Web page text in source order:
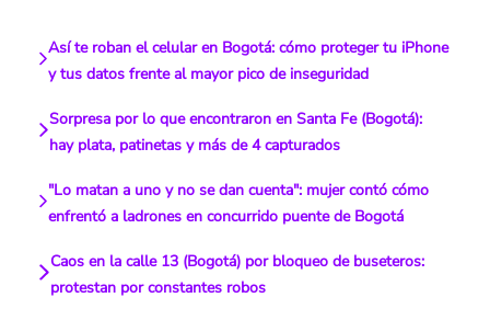
Así te roban el celular en Bogotá: cómo proteger tu iPhone
y tus datos frente al mayor pico de inseguridad
Sorpresa por lo que encontraron en Santa Fe (Bogotá):
hay plata, patinetas y más de 4 capturados
"Lo matan a uno y no se dan cuenta": mujer contó cómo
enfrentó a ladrones en concurrido puente de Bogotá
Caos en la calle 13 (Bogotá) por bloqueo de buseteros:
protestan por constantes robos